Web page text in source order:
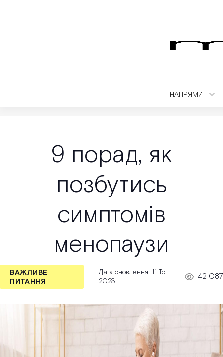
НАПРЯМИ
9 порад, як
позбутись
симптомів
менопаузи
ВАЖЛИВЕ
ПИТАННЯ
Дата оновлення: 11 Тр
2023
42 087